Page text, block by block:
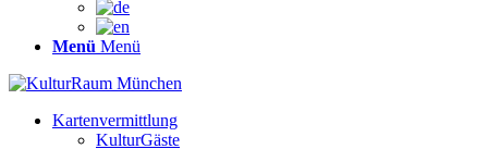
Menü Menü
Kartenvermittlung
KulturGäste